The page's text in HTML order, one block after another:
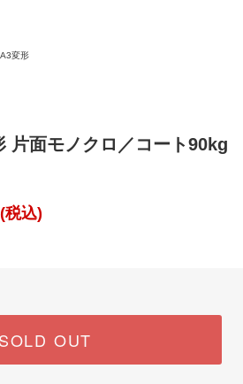
変形
面モノクロ／コート90kg
税込)
SOLD OUT